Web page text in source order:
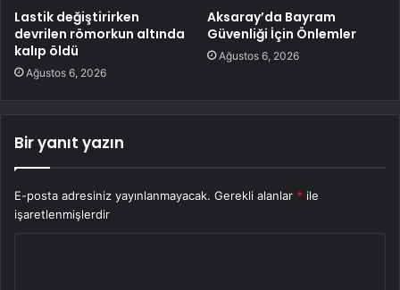
Lastik değiştirirken
devrilen römorkun altında
kalıp öldü
Ağustos 6, 2026
Aksaray’da Bayram
Güvenliği İçin Önlemler
Ağustos 6, 2026
Bir yanıt yazın
E-posta adresiniz yayınlanmayacak. Gerekli alanlar * ile
işaretlenmişlerdir